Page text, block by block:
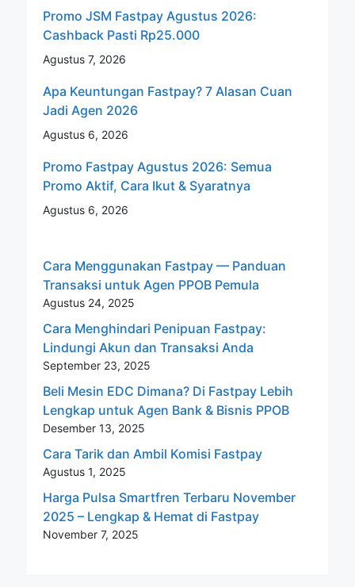
Promo JSM Fastpay Agustus 2026:
Cashback Pasti Rp25.000
Agustus 7, 2026
Apa Keuntungan Fastpay? 7 Alasan Cuan
Jadi Agen 2026
Agustus 6, 2026
Promo Fastpay Agustus 2026: Semua
Promo Aktif, Cara Ikut & Syaratnya
Agustus 6, 2026
Cara Menggunakan Fastpay — Panduan
Transaksi untuk Agen PPOB Pemula
Agustus 24, 2025
Cara Menghindari Penipuan Fastpay:
Lindungi Akun dan Transaksi Anda
September 23, 2025
Beli Mesin EDC Dimana? Di Fastpay Lebih
Lengkap untuk Agen Bank & Bisnis PPOB
Desember 13, 2025
Cara Tarik dan Ambil Komisi Fastpay
Agustus 1, 2025
Harga Pulsa Smartfren Terbaru November
2025 – Lengkap & Hemat di Fastpay
November 7, 2025